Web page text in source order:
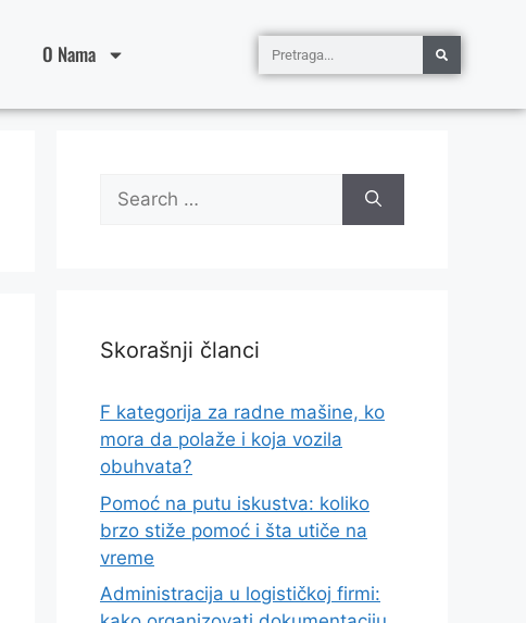
O Nama
Skorašnji članci
F kategorija za radne mašine, ko
mora da polaže i koja vozila
obuhvata?
Pomoć na putu iskustva: koliko
brzo stiže pomoć i šta utiče na
vreme
Administracija u logističkoj firmi: